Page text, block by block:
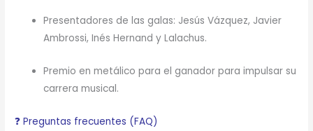
Presentadores de las galas: Jesús Vázquez, Javier
Ambrossi, Inés Hernand y Lalachus.
Premio en metálico para el ganador para impulsar su
carrera musical.
❓ Preguntas frecuentes (FAQ)